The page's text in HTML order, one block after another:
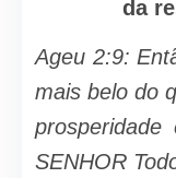
da
Ageu 2:9:
mais belo do
SENHOR